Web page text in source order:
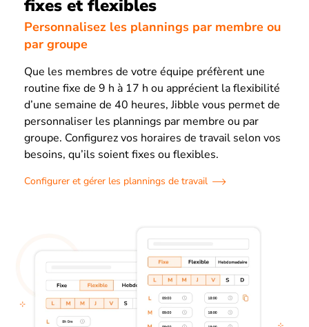
fixes et flexibles
Personnalisez les plannings par membre ou
par groupe
Que les membres de votre équipe préfèrent une
routine fixe de 9 h à 17 h ou apprécient la flexibilité
d’une semaine de 40 heures, Jibble vous permet de
personnaliser les plannings par membre ou par
groupe. Configurez vos horaires de travail selon vos
besoins, qu’ils soient fixes ou flexibles.
Configurer et gérer les plannings de travail